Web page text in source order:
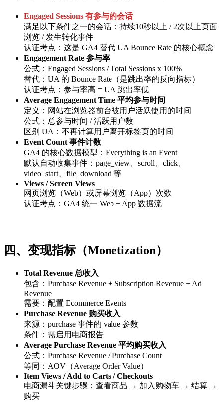
Engaged Sessions 有参与的会话
满足以下条件之一的会话：持续10秒以上 / 2次以上页面
浏览 / 发生转化事件
认证考点：这是 GA4 替代 UA Bounce Rate 的核心概念
Engagement Rate 参与率
公式：Engaged Sessions / Total Sessions x 100%
替代：UA 的 Bounce Rate（是跳出率的反向指标）
认证考点：参与率高 = UA 跳出率低
Average Engagement Time 平均参与时间
定义：网站在浏览器前台被用户活跃使用的时间
公式：总参与时间 / 活跃用户数
区别 UA：不再计算用户离开标签页的时间
Event Count 事件计数
GA4 的核心数据模型：Everything is an Event
默认自动收集事件：page_view、scroll、click、
video_start、file_download 等
Views / Screen Views
网页浏览（Web）或屏幕浏览（App）次数
认证考点：GA4 统一 Web + App 数据流
四、变现指标（Monetization）
Total Revenue 总收入
包含：Purchase Revenue + Subscription Revenue + Ad
Revenue
需要：配置 Ecommerce Events
Purchase Revenue 购买收入
来源：purchase 事件的 value 参数
条件：需启用电商报告
Average Purchase Revenue 平均购买收入
公式：Purchase Revenue / Purchase Count
等同：AOV（Average Order Value）
Item Views / Add to Carts / Checkouts
电商漏斗关键步骤：查看商品 → 加入购物车 → 结算 →
购买